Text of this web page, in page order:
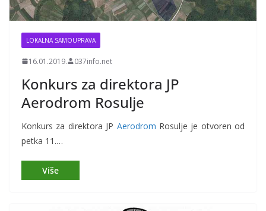
LOKALNA SAMOUPRAVA
16.01.2019. 037info.net
Konkurs za direktora JP
Aerodrom Rosulje
Konkurs za direktora JP Aerodrom Rosulje je otvoren od
petka 11.…